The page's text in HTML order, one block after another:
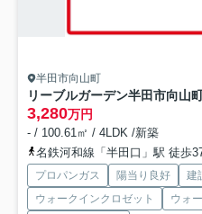
半田市向山町
リーブルガーデン半田市向
3,280万円
- / 100.61㎡ / 4LDK /新築
名鉄河和線「半田口」駅 徒歩
プロパンガス 陽当り良好
建
ウォークインクロゼット
ウォ